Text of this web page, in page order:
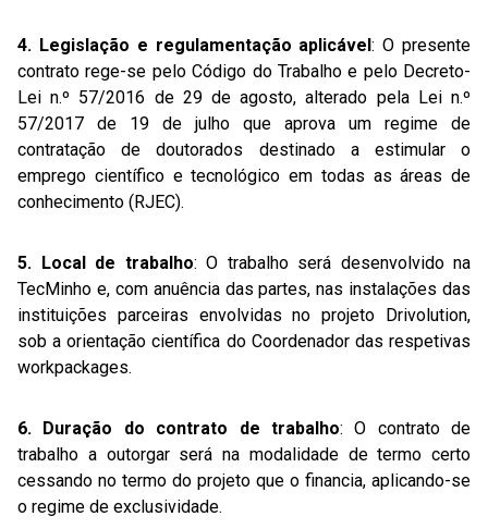
4. Legislação e regulamentação aplicável: O presente
contrato rege-se pelo Código do Trabalho e pelo Decreto-
Lei n.º 57/2016 de 29 de agosto, alterado pela Lei n.º
57/2017 de 19 de julho que aprova um regime de
contratação de doutorados destinado a estimular o
emprego científico e tecnológico em todas as áreas de
conhecimento (RJEC).
5. Local de trabalho: O trabalho será desenvolvido na
TecMinho e, com anuência das partes, nas instalações das
instituições parceiras envolvidas no projeto Drivolution,
sob a orientação científica do Coordenador das respetivas
workpackages.
6. Duração do contrato de trabalho: O contrato de
trabalho a outorgar será na modalidade de termo certo
cessando no termo do projeto que o financia, aplicando-se
o regime de exclusividade.